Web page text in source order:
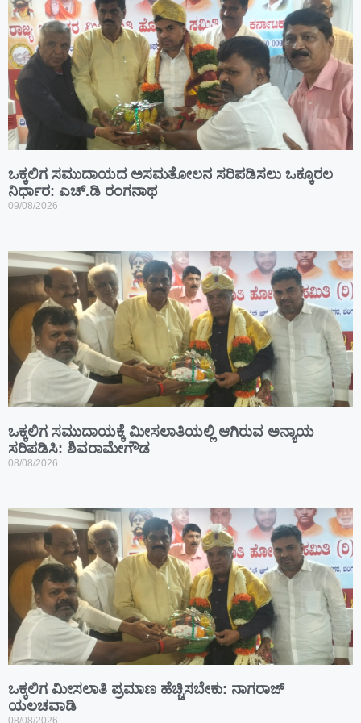
ಒಕ್ಕಲಿಗ ಸಮುದಾಯದ ಅಸಮತೋಲನ ಸರಿಪಡಿಸಲು ಒಕ್ಕೂರಲ
ನಿರ್ಧಾರ: ಎಚ್.ಡಿ ರಂಗನಾಥ
09/08/2026
ಒಕ್ಕಲಿಗ ಸಮುದಾಯಕ್ಕೆ ಮೀಸಲಾತಿಯಲ್ಲಿ ಆಗಿರುವ ಅನ್ಯಾಯ
ಸರಿಪಡಿಸಿ: ಶಿವರಾಮೇಗೌಡ
08/08/2026
ಒಕ್ಕಲಿಗ ಮೀಸಲಾತಿ ಪ್ರಮಾಣ ಹೆಚ್ಚಿಸಬೇಕು: ನಾಗರಾಜ್
ಯಲಚವಾಡಿ
08/08/2026